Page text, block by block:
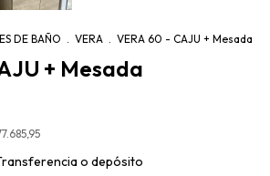
DE BAÑO . VERA . VERA 60 - CAJU + Mesada
+ Mesada
o depósito